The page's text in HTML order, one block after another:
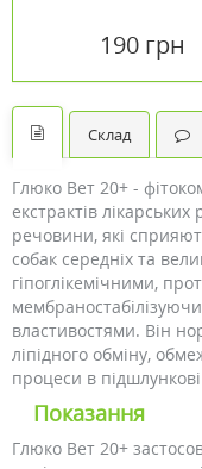
190 грн
Склад
Глюко Вет 20+ -
екстрактів
речовини, які
собак середніх та
гіпоглікемічними,
властивостями. Він
ліпідного обміну,
процеси в
Показання
Глюко Вет 20+